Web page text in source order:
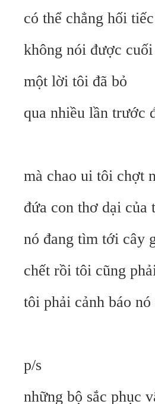
có thể chẳng hối tiếc
không nói được
một lời tôi đã bỏ
qua nhiều lần trước
mà chao ui tôi chợt
đứa con thơ dại của
nó đang tìm tới cây
chết rồi tôi cũng
tôi phải cảnh báo
p/s
những bộ sắc phục